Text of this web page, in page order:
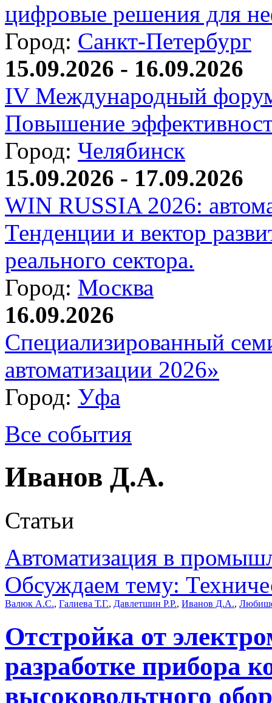
цифровые решения для
Город: Санкт-Петербург
15.09.2026 - 16.09.2026
IV Международный
Повышение
Город: Челябинск
15.09.2026 - 17.09.2026
WIN RUSSIA 2026:
Тенденции и вектор
реального сектора.
Город: Москва
16.09.2026
Специализированный
автоматизации 2026»
Город: Уфа
Все события
Иванов Д.А.
Статьи
Автоматизация в
Обсуждаем тему:
Валюк А.С., Галиева Т.Г., Давлетшин Р.Р., Иванов Д.А.,
Отстройка от
разработке прибора
высоковольтного